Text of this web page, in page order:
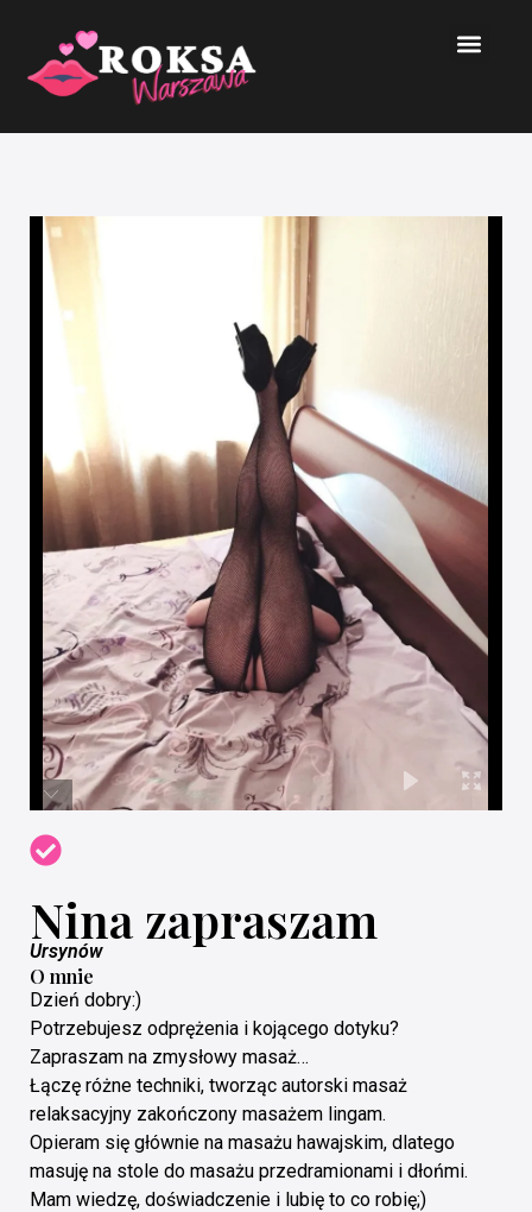
Nina zapraszam
Ursynów
O mnie
Dzień dobry:)
Potrzebujesz odprężenia i kojącego dotyku?
Zapraszam na zmysłowy masaż…
Łączę różne techniki, tworząc autorski masaż
relaksacyjny zakończony masażem lingam.
Opieram się głównie na masażu hawajskim, dlatego
masuję na stole do masażu przedramionami i dłońmi.
Mam wiedzę, doświadczenie i lubię to co robię;)